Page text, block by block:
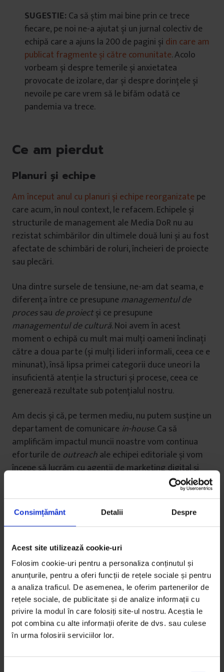
Consimțământ Detalii Despre
Acest site utilizează cookie-uri
Folosim cookie-uri pentru a personaliza conținutul și
anunțurile, pentru a oferi funcții de rețele sociale și pentru
a analiza traficul. De asemenea, le oferim partenerilor de
rețele sociale, de publicitate și de analize informații cu
privire la modul în care folosiți site-ul nostru. Aceștia le
pot combina cu alte informații oferite de dvs. sau culese
în urma folosirii serviciilor lor.
SUGESTIE: Ca să știm mai bine prin ce trece
fiecare, pe noi ne-a ajutat și un jurnal colectiv de
echipă care a ajuns la 200 de pagini și din care am
publicat fragmente și către comunitate. Acolo
vorbeam și despre temerile și anxietatea
provocate de izolare, dar și despre dorințele și
nevoile pe care vrem să le bifăm odată ce
pandemia va trece.
Ce am pierdut
Planuri și echipe
Am început anul cu planuri și echipe reorganizatepe
care acum, în noul context, le refacem. Echipele și
structurile de management ale Media DoR nu au
rezistat schimbărilor din ultimele două luni și au fost
afectate de schimbări de roluri, încheieri de proiecte
sau plecări.
Una dintre sursele de tensiune, ne-am dat seama, e
diferența între ce presupune managementul de
processau de proiectși ce presupune
managementul de cultură. Noi avem în acest
moment o echipă cu mult mai mulți oameni înclinați
către a doua parte (și mulți lideri informali, ceea ce e
minunat), însă lipsa primei categorii duce uneori la
insuficientă atenție la structuri și procese, ceea ce
generează rezultate sub potențialul nostru.
Am decis și că, pe termen mediu, nu putem susține un
departament de comunicare in-house. Ca să
amplificăm impactul muncii noastre vom continua
eforturile de outreachale echipei editoriale și vom
începe să lucrăm cu agenții de marketing digital și
alți parteneri, însă în redacție e mai important să ne
SUGESTIE: Mi-a spus așa Mihai Zânt, un prieten
de-al DoR:Never waste a good crisis. Ce înțeleg eu
de-aici e că e important să nu lași o astfel de criză
să te blocheze. De fiecare dată în ultimele două
luni când am simțit că o decizie luată pre-
pandemie a devenit o povară, ne-am întors la ea și
am anulat-o sau am transformat-o. Da,
schimbările și pierderile pot fi dureroase, dar pot
și eliberatoare.
Colegi